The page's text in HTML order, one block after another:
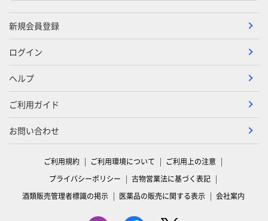
新規会員登録
ログイン
ヘルプ
ご利用ガイド
お問い合わせ
ご利用規約 ご利用環境について
ご利用上の注意
プライバシーポリシー
古物営業法に基づく表記
酒類販売管理者標識の掲示
医薬品の販売に関する表示 会社案内